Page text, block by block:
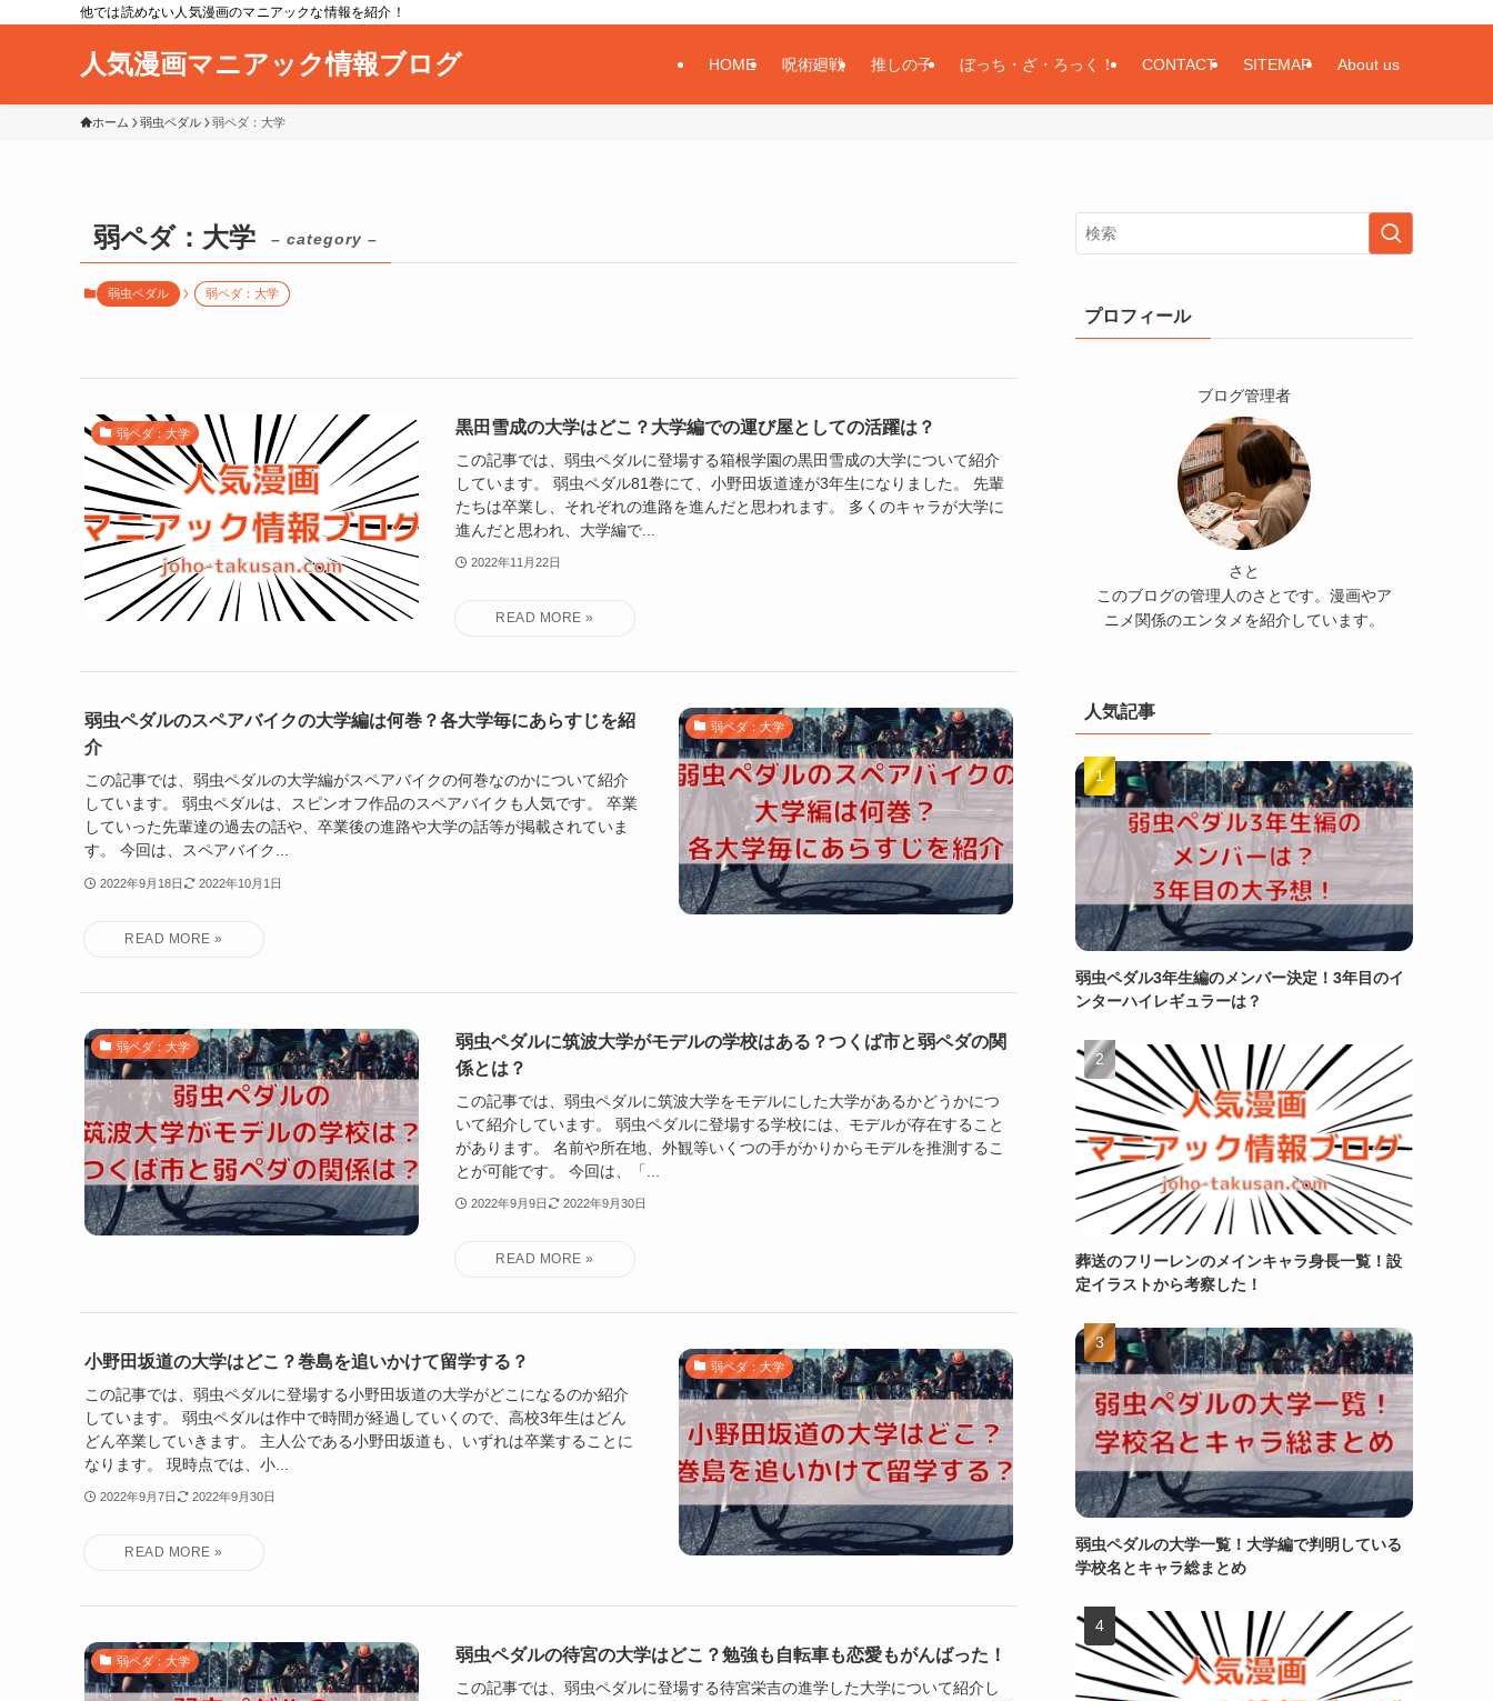
他では読めない人気漫画のマニアックな情報を紹介！
人気漫画マニアック情報ブログ HOME 呪術廻戦 推しの子 ぼっち・ざ・ろっく！ CONTACT SITEMAP About us
ホーム 弱虫ペダル 弱ペダ：大学
弱ペダ：大学 – category –
弱虫ペダル 弱ペダ：大学
弱ペダ：大学 黒田雪成の大学はどこ？大学編での運び屋としての活躍は？
この記事では、弱虫ペダルに登場する箱根学園の黒田雪成の大学について紹介
しています。 弱虫ペダル81巻にて、小野田坂道達が3年生になりました。 先輩
たちは卒業し、それぞれの進路を進んだと思われます。 多くのキャラが大学に
進んだと思われ、大学編で...
2022年11月22日
弱ペダ：大学
弱虫ペダルのスペアバイクの大学編は何巻？各大学毎にあらすじを紹
介
この記事では、弱虫ペダルの大学編がスペアバイクの何巻なのかについて紹介
しています。 弱虫ペダルは、スピンオフ作品のスペアバイクも人気です。 卒業
していった先輩達の過去の話や、卒業後の進路や大学の話等が掲載されていま
す。 今回は、スペアバイク...
2022年9月18日 2022年10月1日
弱ペダ：大学
弱虫ペダルに筑波大学がモデルの学校はある？つくば市と弱ペダの関
係とは？
この記事では、弱虫ペダルに筑波大学をモデルにした大学があるかどうかにつ
いて紹介しています。 弱虫ペダルに登場する学校には、モデルが存在すること
があります。 名前や所在地、外観等いくつの手がかりからモデルを推測するこ
とが可能です。 今回は、「...
2022年9月9日 2022年9月30日
弱ペダ：大学
小野田坂道の大学はどこ？巻島を追いかけて留学する？
この記事では、弱虫ペダルに登場する小野田坂道の大学がどこになるのか紹介
しています。 弱虫ペダルは作中で時間が経過していくので、高校3年生はどん
どん卒業していきます。 主人公である小野田坂道も、いずれは卒業することに
なります。 現時点では、小...
2022年9月7日 2022年9月30日
弱ペダ：大学 弱虫ペダルの待宮の大学はどこ？勉強も自転車も恋愛もがんばった！
この記事では、弱虫ペダルに登場する待宮栄吉の進学した大学について紹介し
プロフィール
ブログ管理者
さと
このブログの管理人のさとです。漫画やア
ニメ関係のエンタメを紹介しています。
人気記事
弱虫ペダル3年生編のメンバー決定！3年目のイ
ンターハイレギュラーは？
葬送のフリーレンのメインキャラ身長一覧！設
定イラストから考察した！
弱虫ペダルの大学一覧！大学編で判明している
学校名とキャラ総まとめ